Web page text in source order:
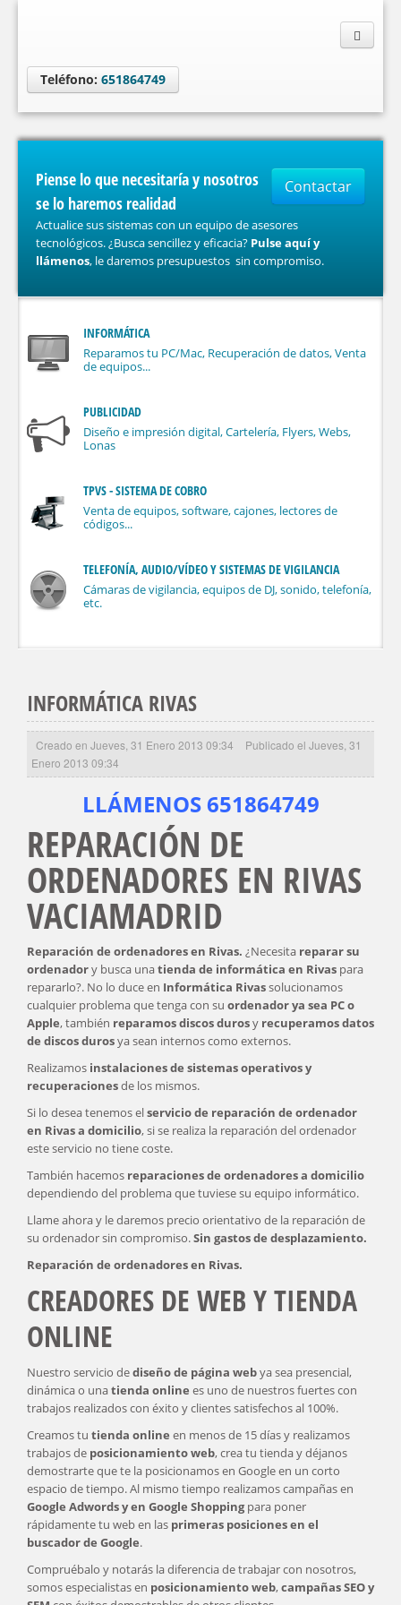
Teléfono: 651864749
Contactar
Piense lo que necesitaría y nosotros
se lo haremos realidad
Actualice sus sistemas con un equipo de asesores
tecnológicos. ¿Busca sencillez y eficacia? Pulse aquí y
llámenos, le daremos presupuestos sin compromiso.
INFORMÁTICA
Reparamos tu PC/Mac, Recuperación de datos, Venta
de equipos...
PUBLICIDAD
Diseño e impresión digital, Cartelería, Flyers, Webs,
Lonas
TPVS - SISTEMA DE COBRO
Venta de equipos, software, cajones, lectores de
códigos...
TELEFONÍA, AUDIO/VÍDEO Y SISTEMAS DE VIGILANCIA
Cámaras de vigilancia, equipos de DJ, sonido, telefonía,
etc.
INFORMÁTICA RIVAS
Creado en Jueves, 31 Enero 2013 09:34
Publicado el Jueves, 31
Enero 2013 09:34
LLÁMENOS651864749
REPARACIÓN DE
ORDENADORES EN RIVAS
VACIAMADRID
Reparación de ordenadores en Rivas. ¿Necesita reparar su
ordenadory busca unatienda de informática en Rivas para
repararlo?. No lo duce en Informática Rivassolucionamos
cualquier problema que tenga con su ordenador ya sea PC o
Apple, también reparamos discos durosy recuperamos datos
de discos durosya sean internos como externos.
Realizamos instalaciones de sistemas operativos y
recuperacionesde los mismos.
Si lo desea tenemos elservicio de reparación de ordenador
en Rivas a domicilio, si se realiza la reparación del ordenador
este servicio no tiene coste.
También hacemos reparaciones de ordenadores a domicilio
dependiendo del problema que tuviese su equipo informático.
Llame ahora y le daremos precio orientativo de la reparación de
su ordenador sin compromiso.Sin gastos de desplazamiento.
Reparación de ordenadores en Rivas.
CREADORES DE WEB Y TIENDA
ONLINE
Nuestro servicio dediseño de página webya sea presencial,
dinámica o unatienda online es uno de nuestros fuertes con
trabajos realizados con éxito y clientes satisfechos al 100%.
Creamos tu tienda online en menos de 15 días y realizamos
trabajos de posicionamiento web, crea tu tienda y déjanos
demostrarte que te la posicionamos en Google en un corto
espacio de tiempo. Al mismo tiempo realizamos campañas en
Google Adwords y en Google Shoppingpara poner
rápidamente tu web en las primeras posiciones en el
buscador de Google.
Compruébalo y notarás la diferencia de trabajar con nosotros,
somos especialistas en posicionamiento web,campañas SEO y